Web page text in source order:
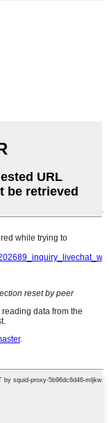
ռետրո
կանացի
գրչատուփ,
գրչատուփ,
ռետրո
գրիչի